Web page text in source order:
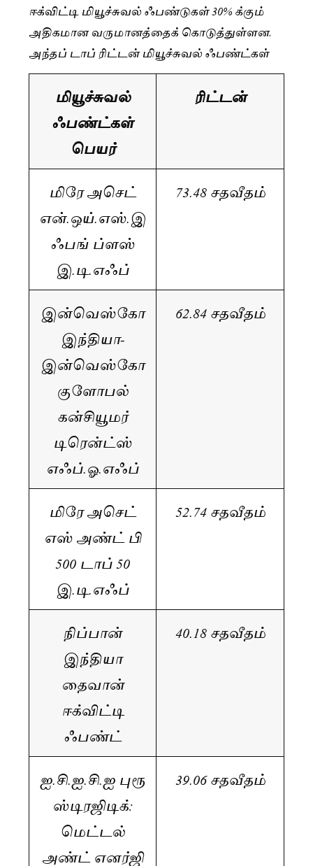
ஈக்விட்டி மியூச்சுவல் ஃபண்டுகள் 30% க்கும்
அதிகமான வருமானத்தைக் கொடுத்துள்ளன.
அந்தப் டாப் ரிட்டன் மியூச்சுவல் ஃபண்ட்கள்
மியூச்சுவல்
ஃபண்ட்கள்
பெயர்
ரிட்டன்
மிரே அசெட்
என்.ஒய்.எஸ்.இ
ஃபங் ப்ளஸ்
இ.டி.எஃப்
73.48 சதவீதம்
இன்வெஸ்கோ
இந்தியா-
இன்வெஸ்கோ
குளோபல்
கன்சியூமர்
டிரென்ட்ஸ்
எஃப்.ஓ.எஃப்
62.84 சதவீதம்
மிரே அசெட்
எஸ் அண்ட் பி
500 டாப் 50
இ.டி.எஃப்
52.74 சதவீதம்
நிப்பான்
இந்தியா
தைவான்
ஈக்விட்டி
ஃபண்ட்
40.18 சதவீதம்
ஐ.சி.ஐ.சி.ஐ புரூ
ஸ்டிரஜிடிக்:
மெட்டல்
அண்ட் எனர்ஜி
39.06 சதவீதம்